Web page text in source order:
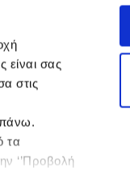
είναι σας
στις
τα
‘’Προβολή